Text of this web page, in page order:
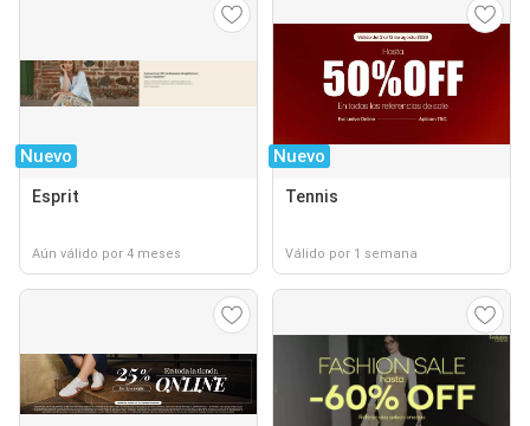
Nuevo
Esprit
Aún válido por 4 meses
Nuevo
Tennis
Válido por 1 semana